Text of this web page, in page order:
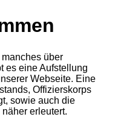
über
es eine Aufstellung
Webseite. Eine
Offizierskorps
sowie auch die
erleutert.